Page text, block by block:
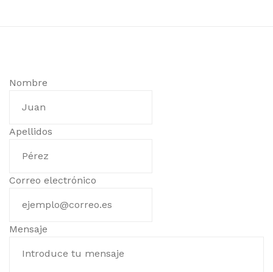
Nombre
Apellidos
Correo electrónico
Mensaje